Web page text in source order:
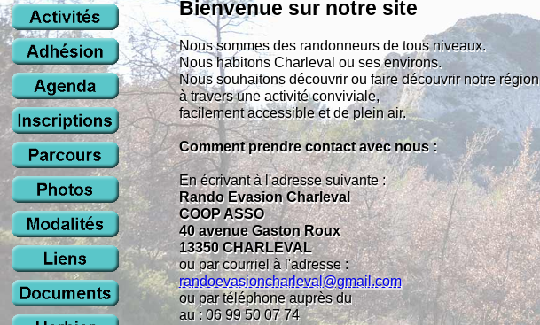
Bienvenue sur notre site
Nous sommes des randonneurs de tous niveaux.
Nous habitons Charleval ou ses environs.
Nous souhaitons découvrir ou faire découvrir notre région
à travers une activité conviviale,
facilement accessible et de plein air.
Comment prendre contact avec nous :
En écrivant à l'adresse suivante :
Rando Evasion Charleval
COOP ASSO
40 avenue Gaston Roux
13350 CHARLEVAL
ou par courriel à l'adresse :
randoevasioncharleval@gmail.com
ou par téléphone auprès du
au : 06 99 50 07 74